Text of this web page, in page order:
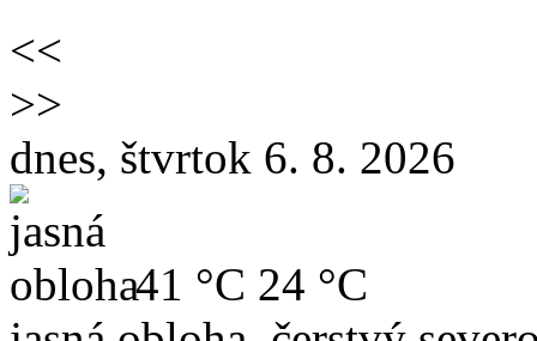
<<
>>
dnes, štvrtok 6. 8. 2026
41 °C 24 °C